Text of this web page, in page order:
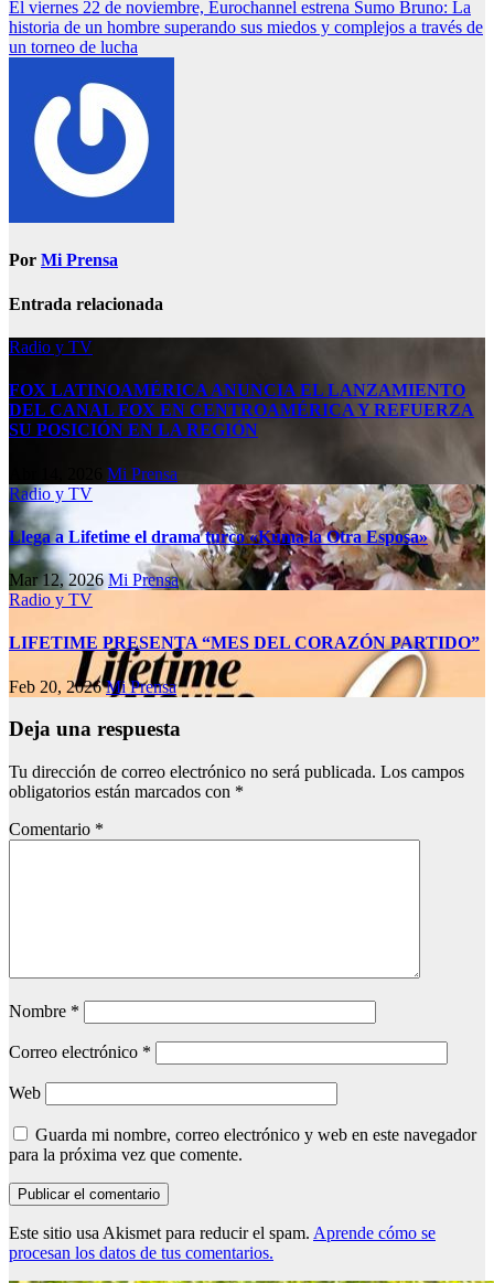
El viernes 22 de noviembre, Eurochannel estrena Sumo Bruno: La
historia de un hombre superando sus miedos y complejos a través de
un torneo de lucha
Por Mi Prensa
Entrada relacionada
Radio y TV
FOX LATINOAMÉRICA ANUNCIA EL LANZAMIENTO
DEL CANAL FOX EN CENTROAMÉRICA Y REFUERZA
SU POSICIÓN EN LA REGIÓN
Mi Prensa
Radio y TV
Llega a Lifetime el drama turco «Kuma la Otra Esposa»
Mar 12, 2026Mi Prensa
Radio y TV
LIFETIME PRESENTA “MES DEL CORAZÓN PARTIDO”
Feb 20, 2026Mi Prensa
Deja una respuesta
Tu dirección de correo electrónico no será publicada. Los campos
obligatorios están marcados con *
Comentario *
Nombre *
Correo electrónico *
Web
Guarda mi nombre, correo electrónico y web en este navegador
para la próxima vez que comente.
Este sitio usa Akismet para reducir el spam. Aprende cómo se
procesan los datos de tus comentarios.